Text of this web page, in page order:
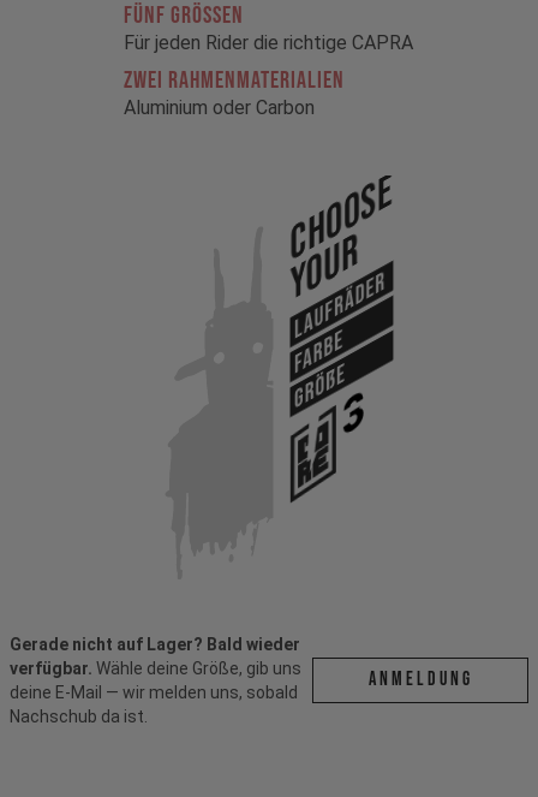
FÜNF GRÖSSEN
Für jeden Rider die richtige CAPRA
ZWEI RAHMENMATERIALIEN
Aluminium oder Carbon
Choose
Your
Laufräder
Farbe
Größe
Gerade nicht auf Lager? Bald wieder
verfügbar. Wähle deine Größe, gib uns
deine E-Mail — wir melden uns, sobald
Nachschub da ist.
ANMELDUNG